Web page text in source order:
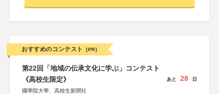
おすすめのコンテスト [PR]
第22回「地域の伝承文化に学ぶ」コンテスト
《高校生限定》
國學院大學、高校生新聞社
あと 28 日